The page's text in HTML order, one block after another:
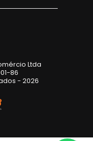
Ltda
86
- 2026